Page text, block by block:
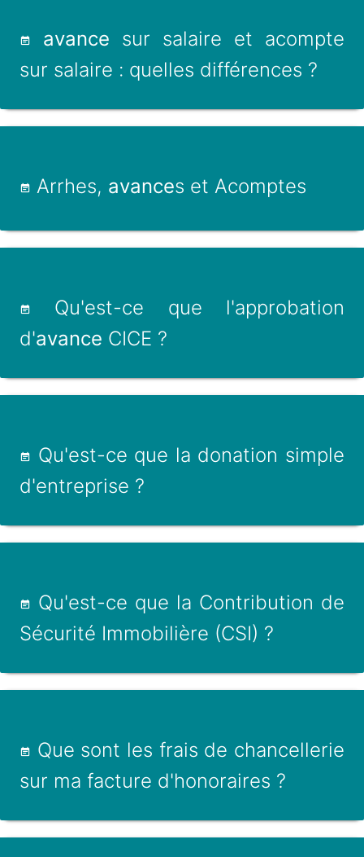
avance sur salaire et acompte
sur salaire : quelles différences ?
Arrhes, avances et Acomptes
Qu'est-ce que l'approbation
d'avance CICE ?
Qu'est-ce que la donation simple
d'entreprise ?
Qu'est-ce que la Contribution de
Sécurité Immobilière (CSI) ?
Que sont les frais de chancellerie
sur ma facture d'honoraires ?